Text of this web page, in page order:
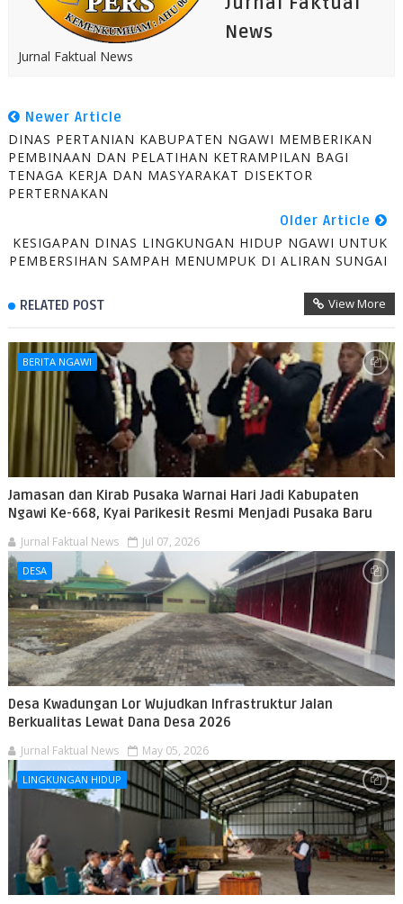
News
Jurnal Faktual News
Newer Article
DINAS PERTANIAN KABUPATEN NGAWI MEMBERIKAN
PEMBINAAN DAN PELATIHAN KETRAMPILAN BAGI
TENAGA KERJA DAN MASYARAKAT DISEKTOR
PERTERNAKAN
Older Article
KESIGAPAN DINAS LINGKUNGAN HIDUP NGAWI UNTUK
PEMBERSIHAN SAMPAH MENUMPUK DI ALIRAN SUNGAI
RELATED POST View More
BERITA NGAWI
Jamasan dan Kirab Pusaka Warnai Hari Jadi Kabupaten
Ngawi Ke-668, Kyai Parikesit Resmi Menjadi Pusaka Baru
Jurnal Faktual News Jul 07, 2026
DESA
Desa Kwadungan Lor Wujudkan Infrastruktur Jalan
Berkualitas Lewat Dana Desa 2026
Jurnal Faktual News May 05, 2026
LINGKUNGAN HIDUP